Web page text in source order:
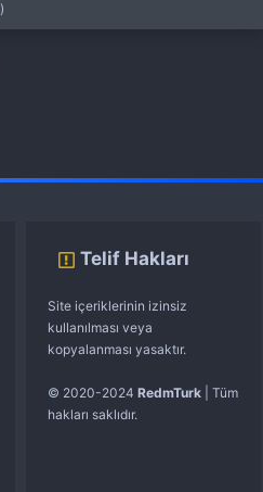
2021
Telif Hakları
Site içeriklerinin izinsiz
kullanılması veya
kopyalanması yasaktır.
© 2020-2024 RedmTurk | Tüm
hakları saklıdır.